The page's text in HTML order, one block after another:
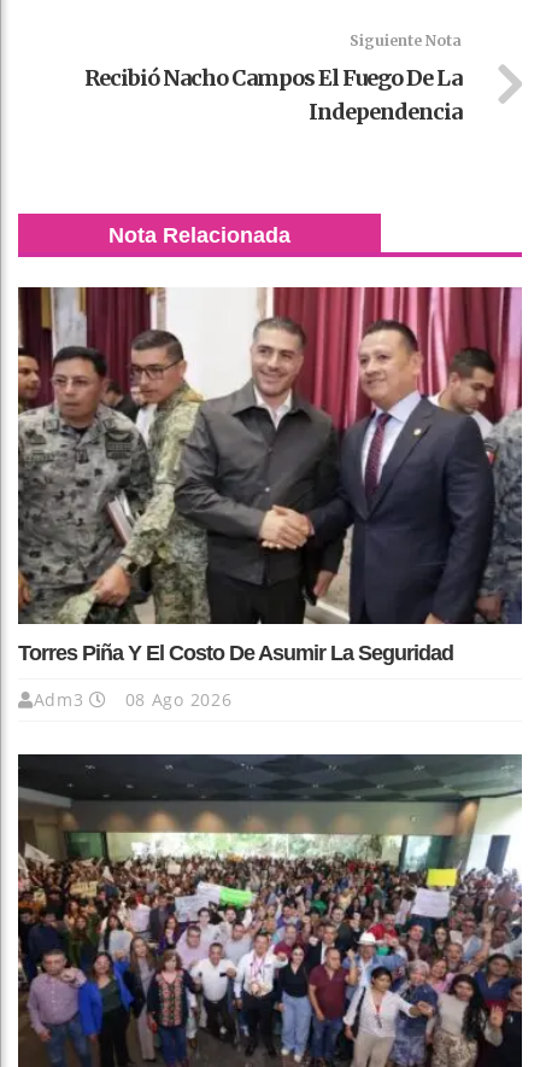
Siguiente Nota
Recibió Nacho Campos El Fuego De La
Independencia
Nota Relacionada
Torres Piña Y El Costo De Asumir La Seguridad
Adm3 08 Ago 2026